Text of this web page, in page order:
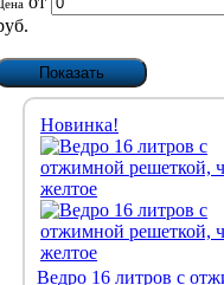
Новинка!
Ведро 16 литров с